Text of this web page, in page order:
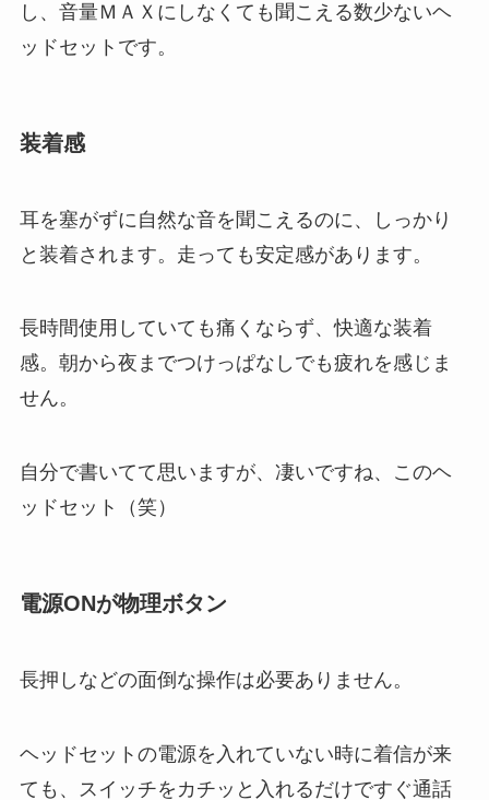
し、音量ＭＡＸにしなくても聞こえる数少ないヘ
ッドセットです。
装着感
耳を塞がずに自然な音を聞こえるのに、しっかり
と装着されます。走っても安定感があります。
長時間使用していても痛くならず、快適な装着
感。朝から夜までつけっぱなしでも疲れを感じま
せん。
自分で書いてて思いますが、凄いですね、このヘ
ッドセット（笑）
電源ONが物理ボタン
長押しなどの面倒な操作は必要ありません。
ヘッドセットの電源を入れていない時に着信が来
ても、スイッチをカチッと入れるだけですぐ通話